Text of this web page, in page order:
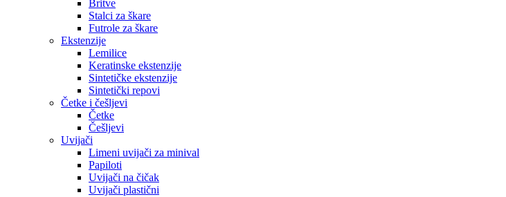
Britve
Stalci za škare
Futrole za škare
Ekstenzije
Lemilice
Keratinske ekstenzije
Sintetičke ekstenzije
Sintetički repovi
Četke i češljevi
Četke
Češljevi
Uvijači
Limeni uvijači za minival
Papiloti
Uvijači na čičak
Uvijači plastični